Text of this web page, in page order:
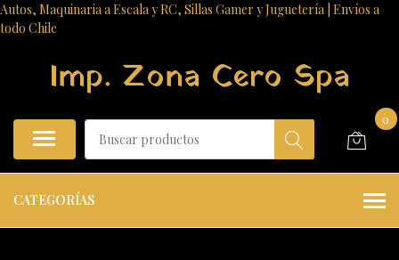
Autos, Maquinaria a Escala y RC, Sillas Gamer y Juguetería | Envíos a
todo Chile
Imp. Zona Cero Spa
0
CATEGORÍAS